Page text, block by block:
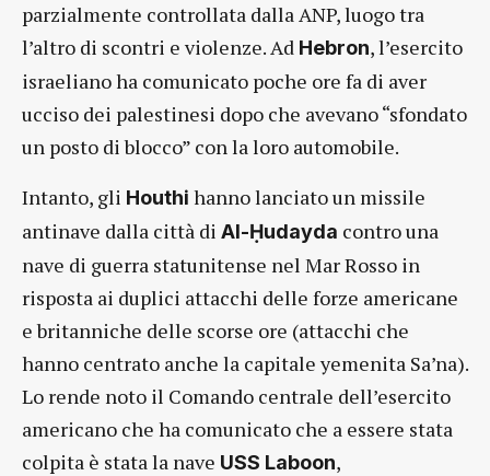
parzialmente controllata dalla ANP, luogo tra
l’altro di scontri e violenze. Ad Hebron, l’esercito
israeliano ha comunicato poche ore fa di aver
ucciso dei palestinesi dopo che avevano “sfondato
un posto di blocco” con la loro automobile.
Intanto, gli Houthi hanno lanciato un missile
antinave dalla città di Al-Ḥudayda contro una
nave di guerra statunitense nel Mar Rosso in
risposta ai duplici attacchi delle forze americane
e britanniche delle scorse ore (attacchi che
hanno centrato anche la capitale yemenita Sa’na).
Lo rende noto il Comando centrale dell’esercito
americano che ha comunicato che a essere stata
colpita è stata la nave USS Laboon,